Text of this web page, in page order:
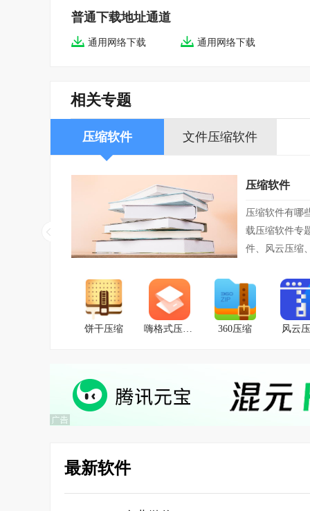
普通下载地址通道
通用网络下载 通用网络下载
相关专题
压缩软件 文件压缩软件
压缩软件
压缩软件有哪
载压缩软件专
件、风云压缩
饼干压缩 360压缩 风云
最新软件